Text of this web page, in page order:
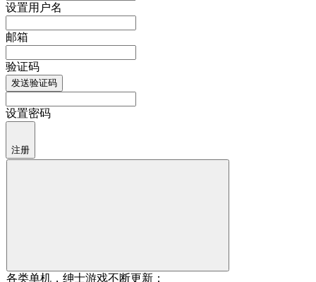
设置用户名
邮箱
验证码
发送验证码
设置密码
注册
各类单机，绅士游戏不断更新：